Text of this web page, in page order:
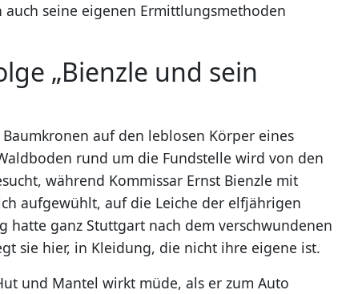
seine eigenen Ermittlungsmethoden
„Bienzle und sein
auf den leblosen Körper eines
rund um die Fundstelle wird von den
während Kommissar Ernst Bienzle mit
aufgewühlt, auf die Leiche der elfjährigen
hatte ganz Stuttgart nach dem verschwundenen
sie hier, in Kleidung, die nicht ihre eigene ist.
und Mantel wirkt müde, als er zum Auto